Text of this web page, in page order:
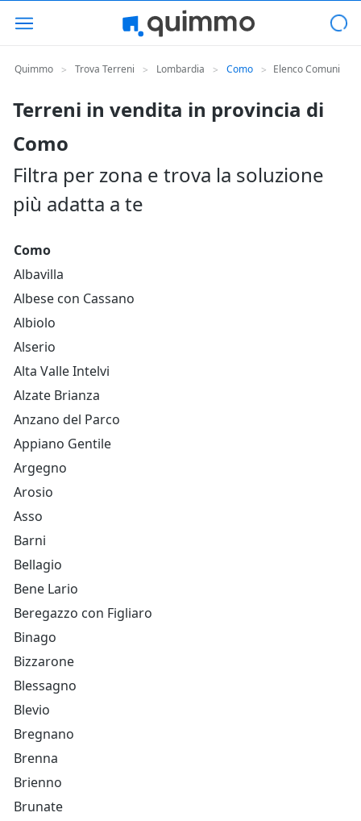
Quimmo > Trova Terreni > Lombardia > Como > Elenco Comuni
Terreni in vendita in provincia di
Como
Filtra per zona e trova la soluzione
più adatta a te
Como
Albavilla
Albese con Cassano
Albiolo
Alserio
Alta Valle Intelvi
Alzate Brianza
Anzano del Parco
Appiano Gentile
Argegno
Arosio
Asso
Barni
Bellagio
Bene Lario
Beregazzo con Figliaro
Binago
Bizzarone
Blessagno
Blevio
Bregnano
Brenna
Brienno
Brunate